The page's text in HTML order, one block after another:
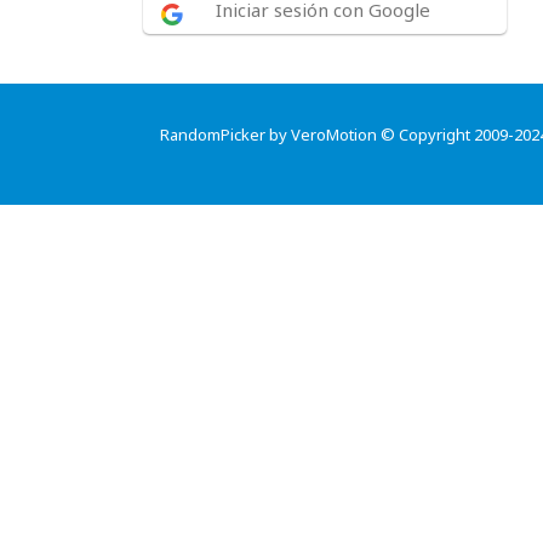
Iniciar sesión con Google
RandomPicker by VeroMotion © Copyright 2009-